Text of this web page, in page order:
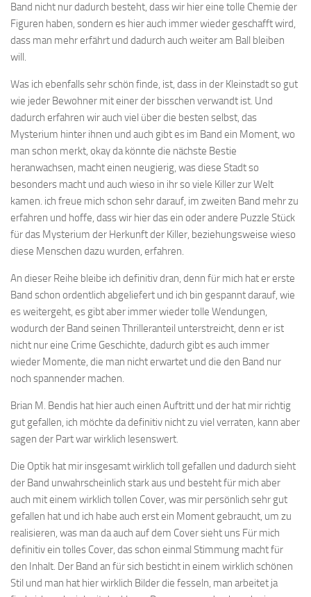
Band nicht nur dadurch besteht, dass wir hier eine tolle Chemie der
Figuren haben, sondern es hier auch immer wieder geschafft wird,
dass man mehr erfährt und dadurch auch weiter am Ball bleiben
will.
Was ich ebenfalls sehr schön finde, ist, dass in der Kleinstadt so gut
wie jeder Bewohner mit einer der bisschen verwandt ist. Und
dadurch erfahren wir auch viel über die besten selbst, das
Mysterium hinter ihnen und auch gibt es im Band ein Moment, wo
man schon merkt, okay da könnte die nächste Bestie
heranwachsen, macht einen neugierig, was diese Stadt so
besonders macht und auch wieso in ihr so viele Killer zur Welt
kamen. ich freue mich schon sehr darauf, im zweiten Band mehr zu
erfahren und hoffe, dass wir hier das ein oder andere Puzzle Stück
für das Mysterium der Herkunft der Killer, beziehungsweise wieso
diese Menschen dazu wurden, erfahren.
An dieser Reihe bleibe ich definitiv dran, denn für mich hat er erste
Band schon ordentlich abgeliefert und ich bin gespannt darauf, wie
es weitergeht, es gibt aber immer wieder tolle Wendungen,
wodurch der Band seinen Thrilleranteil unterstreicht, denn er ist
nicht nur eine Crime Geschichte, dadurch gibt es auch immer
wieder Momente, die man nicht erwartet und die den Band nur
noch spannender machen.
Brian M. Bendis hat hier auch einen Auftritt und der hat mir richtig
gut gefallen, ich möchte da definitiv nicht zu viel verraten, kann aber
sagen der Part war wirklich lesenswert.
Die Optik hat mir insgesamt wirklich toll gefallen und dadurch sieht
der Band unwahrscheinlich stark aus und besteht für mich aber
auch mit einem wirklich tollen Cover, was mir persönlich sehr gut
gefallen hat und ich habe auch erst ein Moment gebraucht, um zu
realisieren, was man da auch auf dem Cover sieht uns Für mich
definitiv ein tolles Cover, das schon einmal Stimmung macht für
den Inhalt. Der Band an für sich besticht in einem wirklich schönen
Stil und man hat hier wirklich Bilder die fesseln, man arbeitet ja